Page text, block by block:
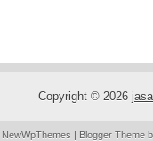
Copyright © 2026
NewWpThemes | Blogger Theme